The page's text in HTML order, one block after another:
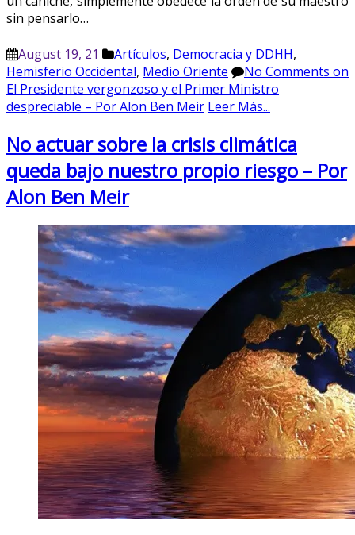
sin pensarlo…
August 19, 21 Artículos, Democracia y DDHH,
Hemisferio Occidental, Medio Oriente No Comments on
El Presidente vergonzoso y el Primer Ministro
despreciable – Por Alon Ben Meir Leer Más...
No actuar sobre la crisis climática
queda bajo nuestro propio riesgo – Por
Alon Ben Meir